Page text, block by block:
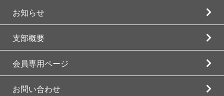
お知らせ
支部概要
会員専用ページ
お問い合わせ